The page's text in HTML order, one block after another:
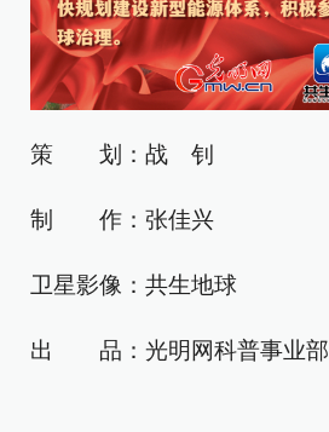
策 划：战 钊
制 作：张佳兴
卫星影像：共生地球
出 品：光明网科普事业部